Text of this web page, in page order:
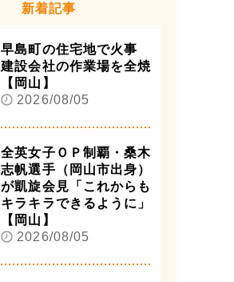
新着記事
早島町の住宅地で火事
建設会社の作業場を全焼
【岡山】
2026/08/05
全英女子ＯＰ制覇・桑木
志帆選手（岡山市出身）
が凱旋会見「これからも
キラキラできるように」
【岡山】
2026/08/05